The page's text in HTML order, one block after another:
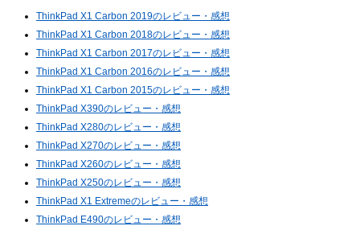
ThinkPad X1 Carbon 2019のレビュー・感想
ThinkPad X1 Carbon 2018のレビュー・感想
ThinkPad X1 Carbon 2017のレビュー・感想
ThinkPad X1 Carbon 2016のレビュー・感想
ThinkPad X1 Carbon 2015のレビュー・感想
ThinkPad X390のレビュー・感想
ThinkPad X280のレビュー・感想
ThinkPad X270のレビュー・感想
ThinkPad X260のレビュー・感想
ThinkPad X250のレビュー・感想
ThinkPad X1 Extremeのレビュー・感想
ThinkPad E490のレビュー・感想